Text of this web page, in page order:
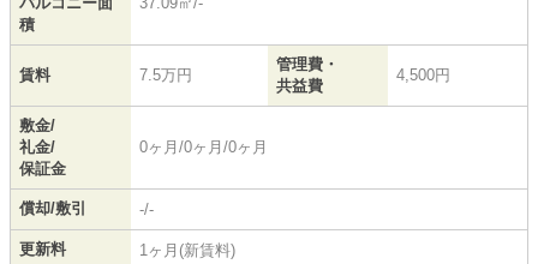
積
賃料 7.5万円
管理費・
共益費
4,500円
敷金/
礼金/
保証金
0ヶ月/0ヶ月/0ヶ月
償却/敷引 -/-
更新料 1ヶ月(新賃料)